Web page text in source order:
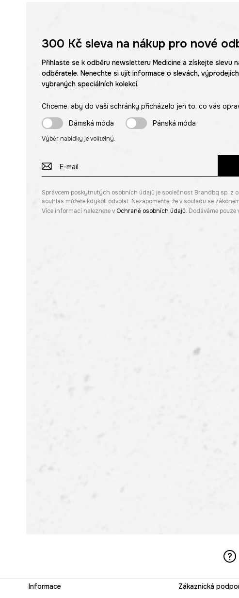
300 Kčsleva na nákup pro nové
Přihlaste se k odběru newsletteru Medicine a získejte slevu
odběratele. Nenechte si ujít informace o slevách,
vybraných speciálních kolekcí.
Chceme, aby do vaší schránky přicházelo jen to, co vás
Dámská móda
Pánská móda
Výběr nabídky je volitelný.
Správcem poskytnutých osobních údajů je společnost Brandbq sp. z
souhlas můžete kdykoli odvolat. Nezapomeňte, že v souladu se
Více informací naleznete v Ochraně osobních údajů. Dodáváme pouze
Informace Zákaznická